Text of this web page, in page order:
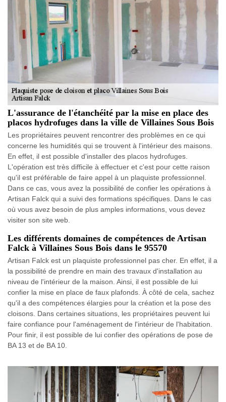
L'assurance de l'étanchéité par la mise en place des
placos hydrofuges dans la ville de Villaines Sous Bois
Les propriétaires peuvent rencontrer des problèmes en ce qui
concerne les humidités qui se trouvent à l'intérieur des maisons.
En effet, il est possible d'installer des placos hydrofuges.
L'opération est très difficile à effectuer et c'est pour cette raison
qu'il est préférable de faire appel à un plaquiste professionnel.
Dans ce cas, vous avez la possibilité de confier les opérations à
Artisan Falck qui a suivi des formations spécifiques. Dans le cas
où vous avez besoin de plus amples informations, vous devez
visiter son site web.
Les différents domaines de compétences de Artisan
Falck à Villaines Sous Bois dans le 95570
Artisan Falck est un plaquiste professionnel pas cher. En effet, il a
la possibilité de prendre en main des travaux d'installation au
niveau de l'intérieur de la maison. Ainsi, il est possible de lui
confier la mise en place de faux plafonds. À côté de cela, sachez
qu'il a des compétences élargies pour la création et la pose des
cloisons. Dans certaines situations, les propriétaires peuvent lui
faire confiance pour l'aménagement de l'intérieur de l'habitation.
Pour finir, il est possible de lui confier des opérations de pose de
BA 13 et de BA 10.